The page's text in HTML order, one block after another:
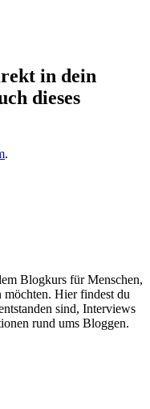
in dein
dieses
.
Blogkurs für Menschen,
möchten. Hier findest du
sind, Interviews
rund ums Bloggen.